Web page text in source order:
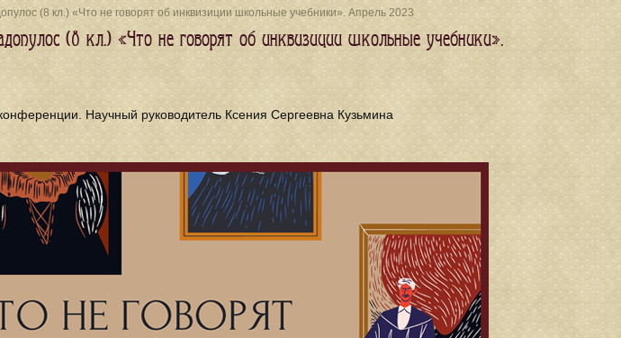
(8 кл.) «Что не говорят об инквизиции школьные учебники». Апрель 2023
(8 кл.) «Что не говорят об инквизиции школьные учебники».
Научный руководитель Ксения Сергеевна Кузьмина